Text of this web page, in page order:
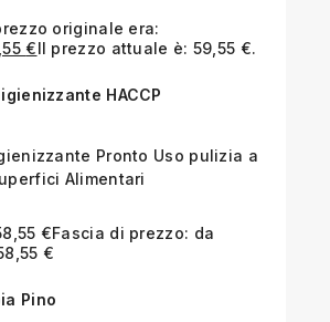
originale era:
€Il prezzo attuale è: 59,55 €.
Pronto Uso pulizia a
Alimentari
€Fascia di prezzo: da
€